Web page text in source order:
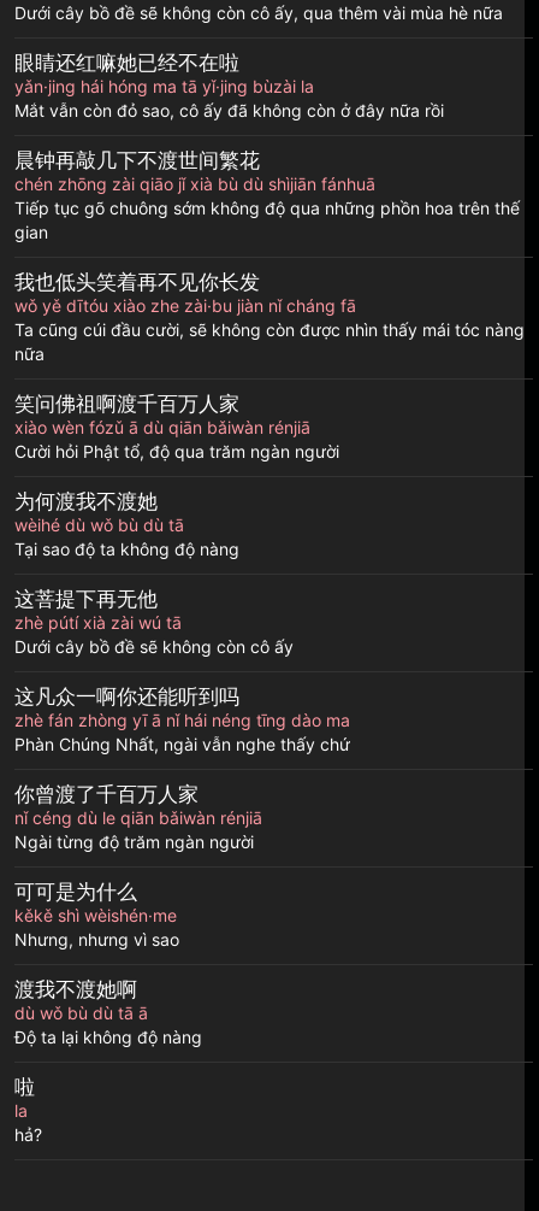
Dưới cây bồ đề sẽ không còn cô ấy, qua thêm vài mùa hè nữa
眼睛还红嘛她已经不在啦
yǎn·jing hái hóng ma tā yǐ·jing bùzài la
Mắt vẫn còn đỏ sao, cô ấy đã không còn ở đây nữa rồi
晨钟再敲几下不渡世间繁花
chén zhōng zài qiāo jǐ xià bù dù shìjiān fánhuā
Tiếp tục gõ chuông sớm không độ qua những phồn hoa trên thế
gian
我也低头笑着再不见你长发
wǒ yě dītóu xiào zhe zài·bu jiàn nǐ cháng fā
Ta cũng cúi đầu cười, sẽ không còn được nhìn thấy mái tóc nàng
nữa
笑问佛祖啊渡千百万人家
xiào wèn fózǔ ā dù qiān bǎiwàn rénjiā
Cười hỏi Phật tổ, độ qua trăm ngàn người
为何渡我不渡她
wèihé dù wǒ bù dù tā
Tại sao độ ta không độ nàng
这菩提下再无他
zhè pútí xià zài wú tā
Dưới cây bồ đề sẽ không còn cô ấy
这凡众一啊你还能听到吗
zhè fán zhòng yī ā nǐ hái néng tīng dào ma
Phàn Chúng Nhất, ngài vẫn nghe thấy chứ
你曾渡了千百万人家
nǐ céng dù le qiān bǎiwàn rénjiā
Ngài từng độ trăm ngàn người
可可是为什么
kěkě shì wèishén·me
Nhưng, nhưng vì sao
渡我不渡她啊
dù wǒ bù dù tā ā
Độ ta lại không độ nàng
啦
la
hả?